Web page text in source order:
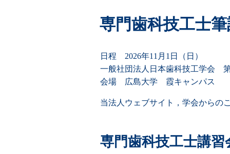
専門歯科技工士
日程 2026年11月1日（日）
一般社団法人日本歯科技工学会
会場 広島大学 霞キャンパス
当法人ウェブサイト，学会からの
専門歯科技工士講習